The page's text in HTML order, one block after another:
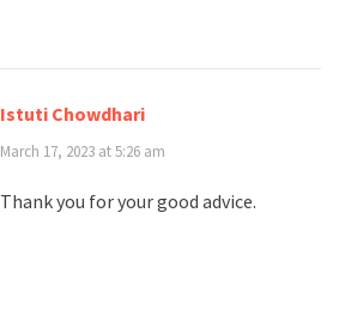
Istuti Chowdhari
March 17, 2023 at 5:26 am
Thank you for your good advice.